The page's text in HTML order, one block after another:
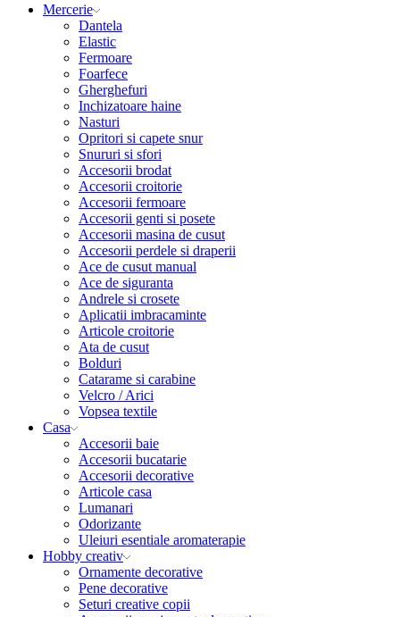
Mercerie
Dantela
Elastic
Fermoare
Foarfece
Gherghefuri
Inchizatoare haine
Nasturi
Opritori si capete snur
Snururi si sfori
Accesorii brodat
Accesorii croitorie
Accesorii fermoare
Accesorii genti si posete
Accesorii masina de cusut
Accesorii perdele si draperii
Ace de cusut manual
Ace de siguranta
Andrele si crosete
Aplicatii imbracaminte
Articole croitorie
Ata de cusut
Bolduri
Catarame si carabine
Velcro / Arici
Vopsea textile
Casa
Accesorii baie
Accesorii bucatarie
Accesorii decorative
Articole casa
Lumanari
Odorizante
Uleiuri esentiale aromaterapie
Hobby creativ
Ornamente decorative
Pene decorative
Seturi creative copii